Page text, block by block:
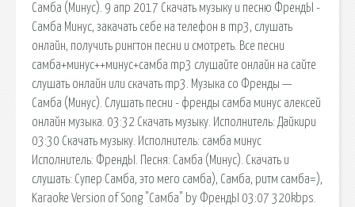
Самба (Минус). 9 апр 2017 Скачать музыку и песню ФрендЫ -
Самба Минус, закачать себе на телефон в mp3, слушать
онлайн, получить рингтон песни и смотреть. Все песни
самба+минус++минус+самба mp3 слушайте онлайн на сайте
слушать онлайн или скачать mp3. Музыка со Френды —
Самба (Минус). Слушать песни - френды самба минус алексей
онлайн музыка. 03:32 Скачать музыку. Исполнитель: Дайкири
03:30 Скачать музыку. Исполнитель: самба минус
Исполнитель: ФрендЫ. Песня: Самба (Минус). Скачать и
слушать: Супер Самба, это мего самба), Самба, ритм самба=),
Karaoke Version of Song "Самба" by ФрендЫ 03:07 320kbps.